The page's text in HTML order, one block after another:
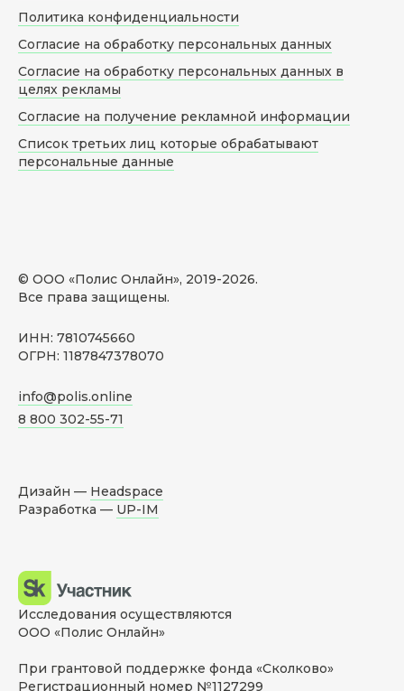
© ООО «Полис Онлайн», 2019-2026.
Все права защищены.
ИНН: 7810745660
ОГРН: 1187847378070
info@polis.online
8 800 302-55-71
Политика конфиденциальности
Согласие на обработку персональных данных
Согласие на обработку персональных данных в
целях рекламы
Согласие на получение рекламной информации
Список третьих лиц которые обрабатывают
персональные данные
Дизайн — Headspace
Разработка — UP-IM
Исследования осуществляются
ООО «Полис Онлайн»
При грантовой поддержке фонда «Сколково»
Регистрационный номер №1127299